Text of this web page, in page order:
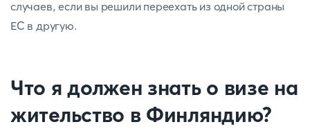
случаев, если вы решили переехать из одной страны
ЕС в другую.
Что я должен знать о визе на
жительство в Финляндию?